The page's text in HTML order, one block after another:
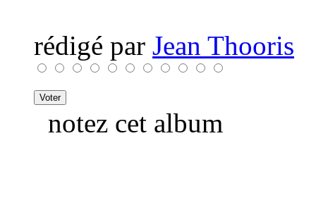
rédigé par Jean Thooris
notez cet album